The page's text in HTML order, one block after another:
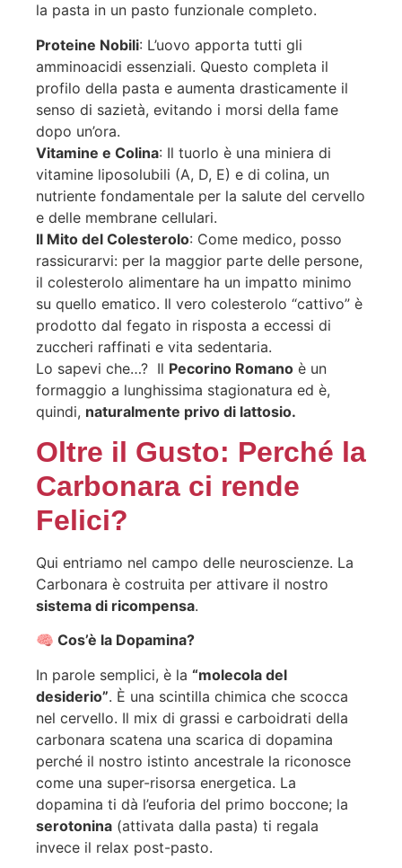
la pasta in un pasto funzionale completo.
Proteine Nobili: L’uovo apporta tutti gli
amminoacidi essenziali. Questo completa il
profilo della pasta e aumenta drasticamente il
senso di sazietà, evitando i morsi della fame
dopo un’ora.
Vitamine e Colina: Il tuorlo è una miniera di
vitamine liposolubili (A, D, E) e di colina, un
nutriente fondamentale per la salute del cervello
e delle membrane cellulari.
Il Mito del Colesterolo: Come medico, posso
rassicurarvi: per la maggior parte delle persone,
il colesterolo alimentare ha un impatto minimo
su quello ematico. Il vero colesterolo “cattivo” è
prodotto dal fegato in risposta a eccessi di
zuccheri raffinati e vita sedentaria.
Lo sapevi che…? Il Pecorino Romano è un
formaggio a lunghissima stagionatura ed è,
quindi, naturalmente privo di lattosio.
Oltre il Gusto: Perché la
Carbonara ci rende
Felici?
Qui entriamo nel campo delle neuroscienze. La
Carbonara è costruita per attivare il nostro
sistema di ricompensa.
🧠 Cos’è la Dopamina?
In parole semplici, è la “molecola del
desiderio”. È una scintilla chimica che scocca
nel cervello. Il mix di grassi e carboidrati della
carbonara scatena una scarica di dopamina
perché il nostro istinto ancestrale la riconosce
come una super-risorsa energetica. La
dopamina ti dà l’euforia del primo boccone; la
serotonina (attivata dalla pasta) ti regala
invece il relax post-pasto.